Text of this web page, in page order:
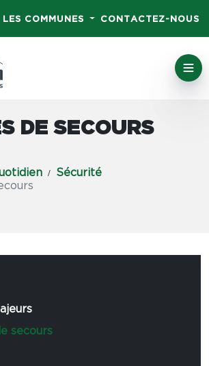
LES COMMUNES CONTACTEZ-NOUS
DE SECOURS
Sécurité
secours